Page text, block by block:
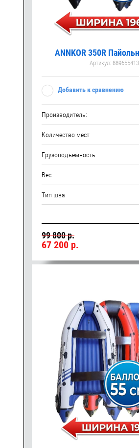
ANNKOR 350R
Артикул:
Добавить к сравнению
Производитель:
Количество мест
Грузоподъемность
Вес
Тип шва
99 800 р.
67 200р.